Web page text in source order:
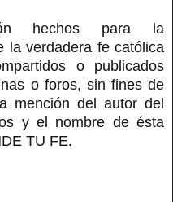
hechos para la
la verdadera fe católica
o publicados
o foros, sin fines de
mención del autor del
y el nombre de ésta
TU FE.